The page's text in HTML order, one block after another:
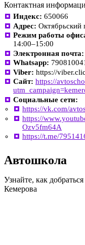
Контактная
Индекс: 650066
Адрес: Октябрьский
Режим работы
14:00–15:00
Электронная почта:
Whatsapp:
Viber: https://
Сайт: https://
Социальные сети:
https://vk.com/
https://
Ozv5fm64A
https://t.me/
Автошкола
Узнайте, как
Кемерова